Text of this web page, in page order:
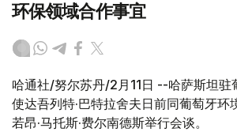
环保领域合作事宜
哈通社/努尔苏丹/2月11日 --哈萨斯坦驻
使达吾列特·巴特拉舍夫日前同葡萄牙环
若昂·马托斯·费尔南德斯举行会谈。